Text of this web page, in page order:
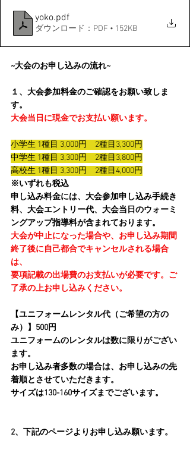
yoko.pdf
ダウンロード：PDF • 152KB
~大会のお申し込みの流れ~
１、大会参加料金のご確認をお願い致しま
す。
大会当日に現金でお支払い願います。
小学生 1種目 3,000円　2種目3,300円
中学生 1種目 3,300円　2種目3,800円
高校生 1種目 3,300円　2種目4,000円
※いずれも税込
申し込み料金には、大会参加申し込み手続き
料、大会エントリー代、大会当日のウォーミ
ングアップ指導料が含まれております。
大会が中止になった場合や、お申し込み期間
終了後に自己都合でキャンセルされる場合
は、
要項記載の出場費のお支払いが必要です。ご
了承の上お申し込みください。
【ユニフォームレンタル代（ご希望の方の
み）】500円
ユニフォームのレンタルは数に限りがござい
ます。
お申し込み者多数の場合は、お申し込みの先
着順とさせていただきます。
サイズは130-160サイズまでございます。
2、下記のページよりお申し込み願います。